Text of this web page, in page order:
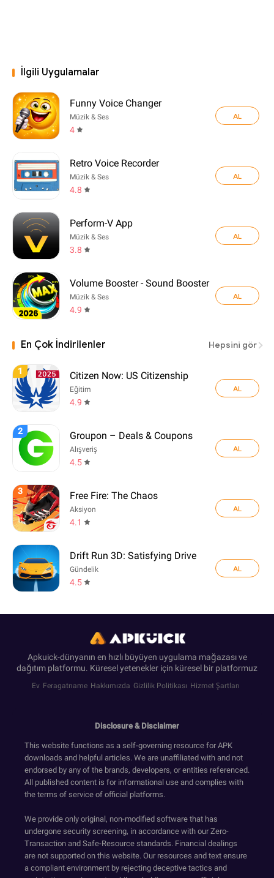
İlgili Uygulamalar
Funny Voice Changer
Müzik & Ses
4
AL
Retro Voice Recorder
Müzik & Ses
4.8
AL
Perform-V App
Müzik & Ses
3.8
AL
Volume Booster - Sound Booster
Müzik & Ses
4.9
AL
En Çok İndirilenler Hepsini gör
1 Citizen Now: US Citizenship
Eğitim
4.9
AL
2 Groupon – Deals & Coupons
Alışveriş
4.5
AL
3 Free Fire: The Chaos
Aksiyon
4.1
AL
Drift Run 3D: Satisfying Drive
Gündelik
4.5
AL
Apkuick-dünyanın en hızlı büyüyen uygulama mağazası ve
dağıtım platformu. Küresel yetenekler için küresel bir platformuz
Ev Feragatname Hakkımızda Gizlilik Politikası Hizmet Şartları
Disclosure & Disclaimer
This website functions as a self-governing resource for APK
downloads and helpful articles. We are unaffiliated with and not
endorsed by any of the brands, developers, or entities referenced.
All published content is for informational use and complies with
the terms of service of official platforms.
We provide only original, non-modified software that has
undergone security screening, in accordance with our Zero-
Transaction and Safe-Resource standards. Financial dealings
are not supported on this website. Our resources and text ensure
a compliant environment by rejecting deceptive tactics and